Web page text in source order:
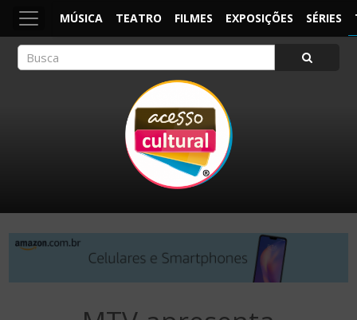
MÚSICA TEATRO FILMES EXPOSIÇÕES SÉRIES